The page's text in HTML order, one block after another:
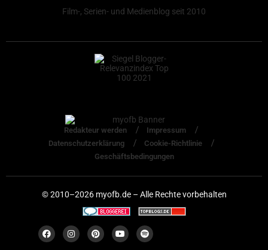
Film-, Serien- und Medienblog seit 2010
Redakteur werden
Impressum
Datenschutzerklärung
Cookie-Richtlinie
Geschäftsbedingungen
© 2010–2026 myofb.de – Alle Rechte vorbehalten